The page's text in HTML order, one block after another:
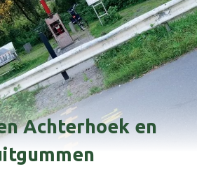
Achterhoek en